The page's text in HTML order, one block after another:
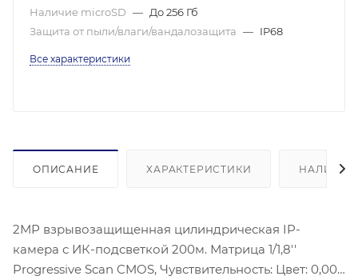
Наличие microSD — До 256 Гб
Защита от пыли/влаги/вандалозащита — IP68
Все характеристики
ОПИСАНИЕ ХАРАКТЕРИСТИКИ НАЛИЧИЕ
2МР взрывозащищенная цилиндрическая IP-
камера с ИК-подсветкой 200м. Матрица 1/1,8''
Progressive Scan CMOS, Чувствительность: Цвет: 0,002